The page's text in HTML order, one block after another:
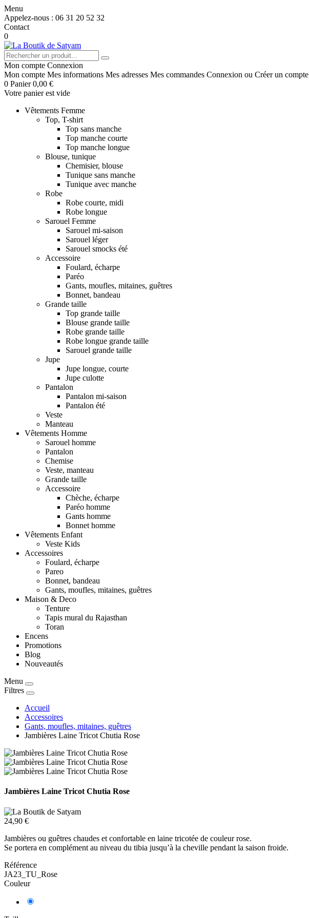
Menu
Appelez-nous : 06 31 20 52 32
Contact
0
Mon compte Connexion
Mon compte Mes informations Mes adresses Mes commandes Connexion ou Créer un compte
0 Panier 0,00 €
Votre panier est vide
Vêtements Femme
Top, T-shirt
Top sans manche
Top manche courte
Top manche longue
Blouse, tunique
Chemisier, blouse
Tunique sans manche
Tunique avec manche
Robe
Robe courte, midi
Robe longue
Sarouel Femme
Sarouel mi-saison
Sarouel léger
Sarouel smocks été
Accessoire
Foulard, écharpe
Paréo
Gants, moufles, mitaines, guêtres
Bonnet, bandeau
Grande taille
Top grande taille
Blouse grande taille
Robe grande taille
Robe longue grande taille
Sarouel grande taille
Jupe
Jupe longue, courte
Jupe culotte
Pantalon
Pantalon mi-saison
Pantalon été
Veste
Manteau
Vêtements Homme
Sarouel homme
Pantalon
Chemise
Veste, manteau
Grande taille
Accessoire
Chèche, écharpe
Paréo homme
Gants homme
Bonnet homme
Vêtements Enfant
Veste Kids
Accessoires
Foulard, écharpe
Pareo
Bonnet, bandeau
Gants, moufles, mitaines, guêtres
Maison & Deco
Tenture
Tapis mural du Rajasthan
Toran
Encens
Promotions
Blog
Nouveautés
Menu
Filtres
Accueil
Accessoires
Gants, moufles, mitaines, guêtres
Jambières Laine Tricot Chutia Rose
Jambières Laine Tricot Chutia Rose
24,90 €
Jambières ou guêtres chaudes et confortable en laine tricotée de couleur rose.
Se portera en complément au niveau du tibia jusqu’à la cheville pendant la saison froide.
Référence
JA23_TU_Rose
Couleur